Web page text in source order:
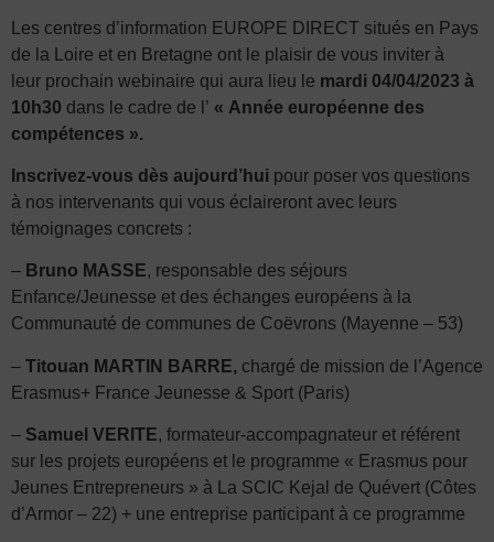
Les centres d’information EUROPE DIRECT situés en Pays
de la Loire et en Bretagne ont le plaisir de vous inviter à
leur prochain webinaire qui aura lieu le mardi 04/04/2023 à
10h30 dans le cadre de l’ « Année européenne des
compétences ».
Inscrivez-vous dès aujourd’hui pour poser vos questions
à nos intervenants qui vous éclaireront avec leurs
témoignages concrets :
– Bruno MASSE, responsable des séjours
Enfance/Jeunesse et des échanges européens à la
Communauté de communes de Coëvrons (Mayenne – 53)
– Titouan MARTIN BARRE, chargé de mission de l’Agence
Erasmus+ France Jeunesse & Sport (Paris)
– Samuel VERITE, formateur-accompagnateur et référent
sur les projets européens et le programme « Erasmus pour
Jeunes Entrepreneurs » à La SCIC Kejal de Quévert (Côtes
d’Armor – 22) + une entreprise participant à ce programme